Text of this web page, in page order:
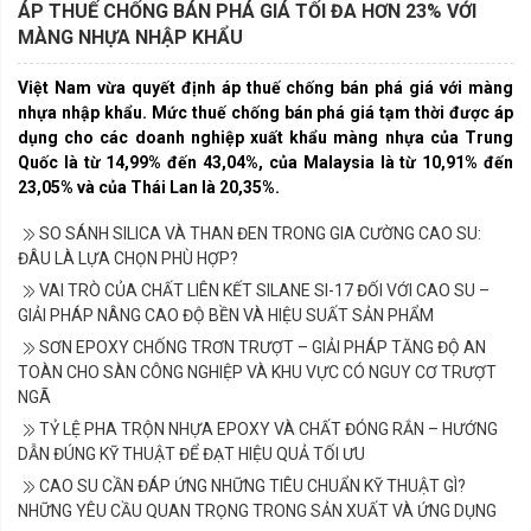
ÁP THUẾ CHỐNG BÁN PHÁ GIÁ TỐI ĐA HƠN 23% VỚI
MÀNG NHỰA NHẬP KHẨU
Việt Nam vừa quyết định áp thuế chống bán phá giá với màng
nhựa nhập khẩu. Mức thuế chống bán phá giá tạm thời được áp
dụng cho các doanh nghiệp xuất khẩu màng nhựa của Trung
Quốc là từ 14,99% đến 43,04%, của Malaysia là từ 10,91% đến
23,05% và của Thái Lan là 20,35%.
SO SÁNH SILICA VÀ THAN ĐEN TRONG GIA CƯỜNG CAO SU:
ĐÂU LÀ LỰA CHỌN PHÙ HỢP?
VAI TRÒ CỦA CHẤT LIÊN KẾT SILANE SI-17 ĐỐI VỚI CAO SU –
GIẢI PHÁP NÂNG CAO ĐỘ BỀN VÀ HIỆU SUẤT SẢN PHẨM
SƠN EPOXY CHỐNG TRƠN TRƯỢT – GIẢI PHÁP TĂNG ĐỘ AN
TOÀN CHO SÀN CÔNG NGHIỆP VÀ KHU VỰC CÓ NGUY CƠ TRƯỢT
NGÃ
TỶ LỆ PHA TRỘN NHỰA EPOXY VÀ CHẤT ĐÓNG RẮN – HƯỚNG
DẪN ĐÚNG KỸ THUẬT ĐỂ ĐẠT HIỆU QUẢ TỐI ƯU
CAO SU CẦN ĐÁP ỨNG NHỮNG TIÊU CHUẨN KỸ THUẬT GÌ?
NHỮNG YÊU CẦU QUAN TRỌNG TRONG SẢN XUẤT VÀ ỨNG DỤNG